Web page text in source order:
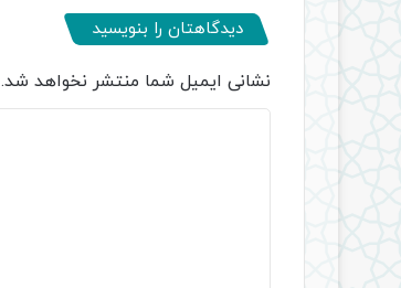
دیدگاهتان را بنویسید
نشانی ایمیل شما منتشر نخواهد شد.